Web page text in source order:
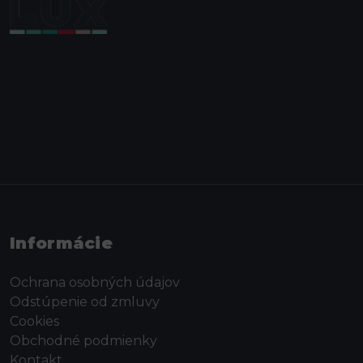
Informácie
Ochrana osobných údajov
Odstúpenie od zmluvy
Cookies
Obchodné podmienky